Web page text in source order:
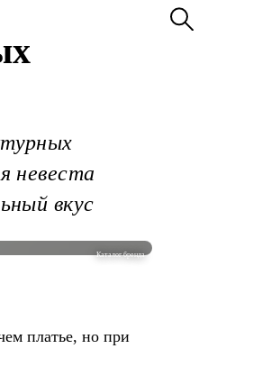
невеста
вкус
Каталог бренда
платье, но при